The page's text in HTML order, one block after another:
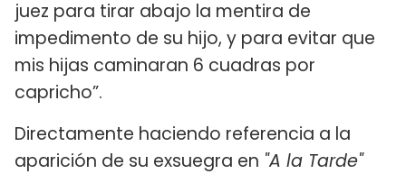
juez para tirar abajo la mentira de
impedimento de su hijo, y para evitar que
mis hijas caminaran 6 cuadras por
capricho”.
Directamente haciendo referencia a la
aparición de su exsuegra en "A la Tarde"